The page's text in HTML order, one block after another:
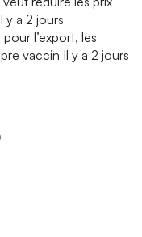
y a 2 jours
l’export, les
vaccin Il y a 2 jours